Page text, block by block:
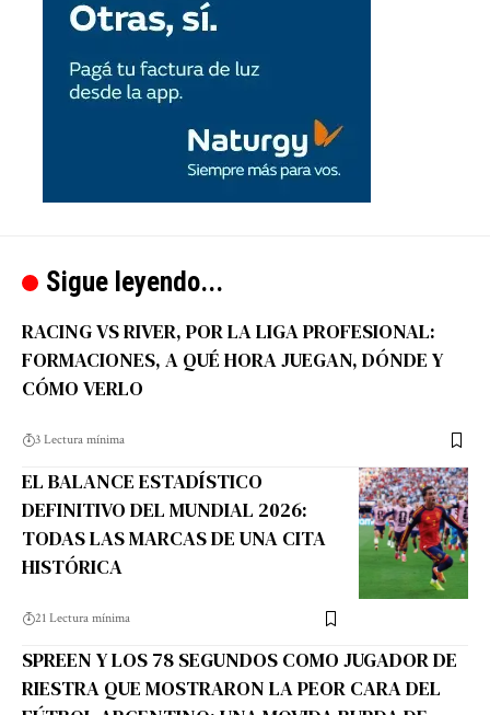
Sigue leyendo...
RACING VS RIVER, POR LA LIGA PROFESIONAL:
FORMACIONES, A QUÉ HORA JUEGAN, DÓNDE Y
CÓMO VERLO
3 Lectura mínima
EL BALANCE ESTADÍSTICO
DEFINITIVO DEL MUNDIAL 2026:
TODAS LAS MARCAS DE UNA CITA
HISTÓRICA
21 Lectura mínima
SPREEN Y LOS 78 SEGUNDOS COMO JUGADOR DE
RIESTRA QUE MOSTRARON LA PEOR CARA DEL